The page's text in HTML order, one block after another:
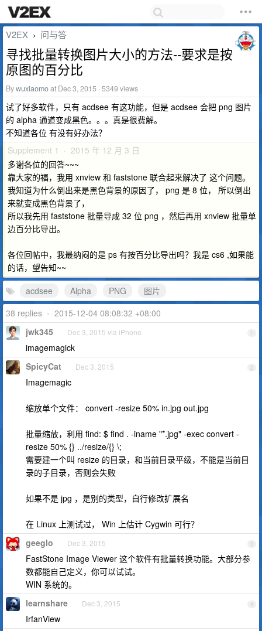
V2EX › 问与答
寻找批量转换图片大小的方法--要求是按
原图的百分比
Bywuxiaomoat Dec 3, 2015 · 5349 views
试了好多软件，只有 acdsee 有这功能，但是 acdsee 会把 png 图片
的 alpha 通道变成黑色。。。真是很费解。
不知道各位 有没有好办法？
Supplement 1 · 2015 年 12 月 3 日
多谢各位的回答~~~
靠大家的福，我用 xnview 和 faststone 联合起来解决了 这个问题。
我知道为什么倒出来是黑色背景的原因了， png 是 8 位， 所以倒出
来就变成黑色背景了，
所以我先用 faststone 批量导成 32 位 png ，然后再用 xnview 批量单
边百分比导出。
各位回帖中，我最纳闷的是 ps 有按百分比导出吗？我是 cs6 ,如果能
的话，望告知~~
acdsee
Alpha PNG
图片
38 replies • 2015-12-04 08:08:32 +08:00
1
jwk345 Dec 3, 2015 via iPhone
imagemagick
2
SpicyCat Dec 3, 2015
Imagemagic
缩放单个文件： convert -resize 50% in.jpg out.jpg
批量缩放，利用 find: $ find . -iname "*.jpg" -exec convert -
resize 50% {} ../resize/{} \;
需要建一个叫 resize 的目录，和当前目录平级，不能是当前目
录的子目录，否则会失败
如果不是 jpg ，是别的类型，自行修改扩展名
在 Linux 上测试过， Win 上估计 Cygwin 可行？
3
geeglo Dec 3, 2015
FastStone Image Viewer 这个软件有批量转换功能。大部分参
数都能自己定义，你可以试试。
WIN 系统的。
4
learnshare Dec 3, 2015
IrfanView